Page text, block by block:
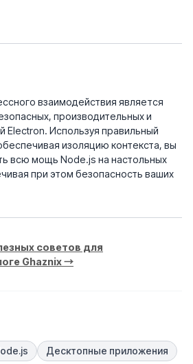
взаимодействия является
производительных и
Используя правильный
изоляцию контекста, вы
всю мощь Node.js на настольных
при этом безопасность ваших
советов для
Ghaznix →
Десктопные приложения